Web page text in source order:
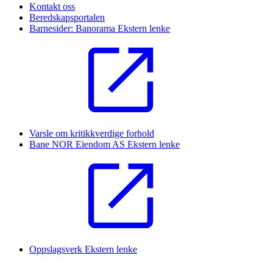
Kontakt oss
Beredskapsportalen
Barnesider: Banorama Ekstern lenke
Varsle om kritikkverdige forhold
Bane NOR Eiendom AS Ekstern lenke
Oppslagsverk Ekstern lenke